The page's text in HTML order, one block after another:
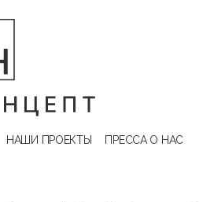
НАШИ ПРОЕКТЫ ПРЕССА О НАС